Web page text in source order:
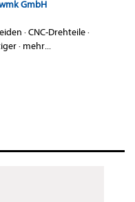
GmbH
·CNC-Drehteile·
· mehr...